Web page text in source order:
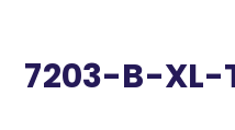
7203-B-XL-